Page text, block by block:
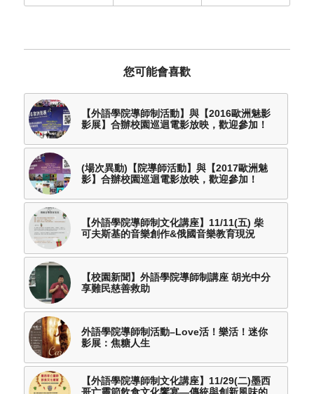
您可能會喜歡
【外語學院導師制活動】與【2016歐洲魅影
影展】合辦校園巡迴電影放映，歡迎參加！
(場次異動)【院導師活動】與【2017歐洲魅
影】合辦校園巡迴電影放映，歡迎參加！
【外語學院導師制文化講座】11/11(五) 柴
可夫斯基的音樂創作&俄國音樂教育現況
【校園新聞】外語學院導師制講座 胡光中分
享難民慈善救助
外語學院導師制活動–Love活！樂活！迷你
影展：焦糖人生
【外語學院導師制文化講座】11/29(二)墨西
哥亡靈節飲食文化饗宴—傳統與創新風味的